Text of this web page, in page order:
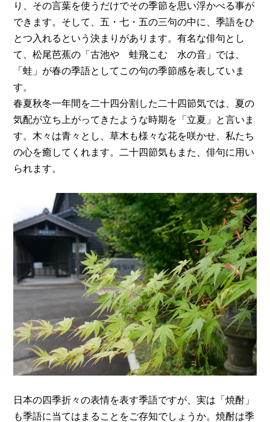
り、その言葉を使うだけでその季節を思い浮かべる事が
できます。そして、五・七・五の三句の中に、季語をひ
とつ入れるという決まりがあります。有名な俳句とし
て、松尾芭蕉の「古池や 蛙飛こむ 水の音」では、
「蛙」が春の季語としてこの句の季節感を表していま
す。
春夏秋冬一年間を二十四分割した二十四節気では、夏の
気配が立ち上がってきたような時期を「立夏」と言いま
す。木々は青々とし、草木も様々な花を咲かせ、私たち
の心を癒してくれます。二十四節気もまた、俳句に用い
られます。
日本の四季折々の表情を表す季語ですが、実は「焼酎」
も季語に当てはまることをご存知でしょうか。焼酎は季